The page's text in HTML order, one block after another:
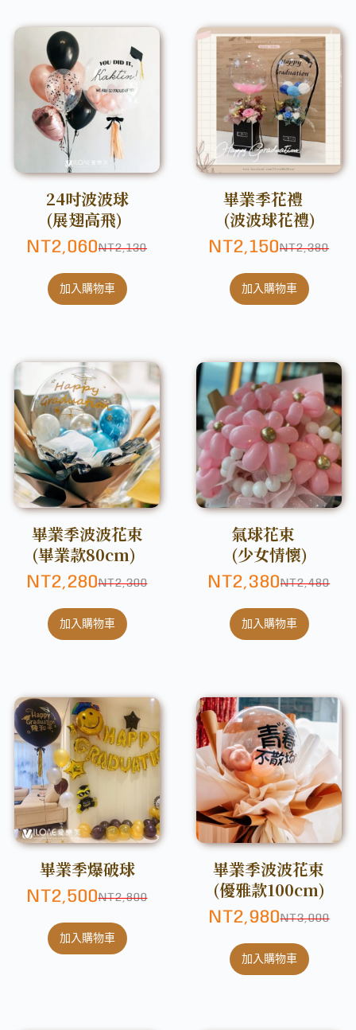
24吋波波球
(展翅高飛)
NT2,130
NT2,060
加入購物車
畢業季花禮
(波波球花禮)
NT2,380
NT2,150
加入購物車
畢業季波波花束
(畢業款80cm)
NT2,300
NT2,280
加入購物車
氣球花束
(少女情懷)
NT2,480
NT2,380
加入購物車
畢業季爆破球
NT2,800
NT2,500
加入購物車
畢業季波波花束
(優雅款100cm)
NT3,000
NT2,980
加入購物車